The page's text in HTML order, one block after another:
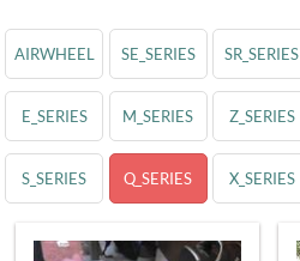
AIRWHEEL SE_SERIES SR_SERIES
E_SERIES M_SERIES Z_SERIES
S_SERIES Q_SERIES X_SERIES